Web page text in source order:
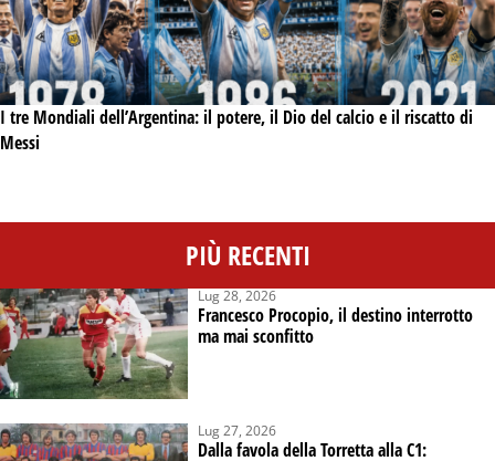
I tre Mondiali dell’Argentina: il potere, il Dio del calcio e il riscatto di
Messi
PIÙ RECENTI
Francesco Procopio, il destino interrotto
ma mai sconfitto
Lug 28, 2026
Dalla favola della Torretta alla C1:
Lug 27, 2026